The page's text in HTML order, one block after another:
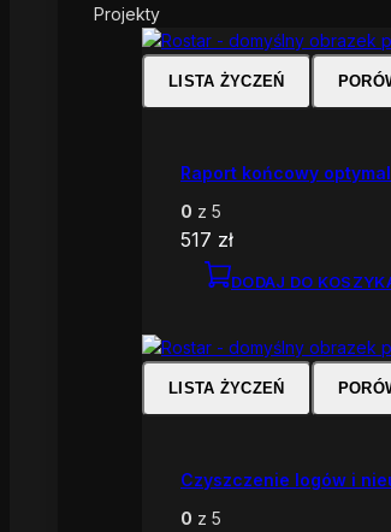
Projekty
LISTA ŻYCZEŃ
Raport końcowy
0 z 5
517 zł
DODAJ DO
LISTA ŻYCZEŃ
Czyszczenie logów i
0 z 5